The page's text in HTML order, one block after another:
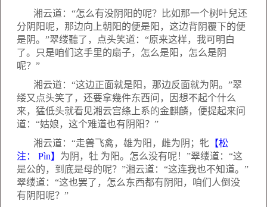
湘云道：“怎么有没阴阳的呢？比如那一个树叶兒还
分阴阳呢，那边向上朝阳的便是阳，这边背阴覆下的便
是阴。”翠缕聽了，点头笑道：“原来这样，我可明白
了。只是咱们这手里的扇子，怎么是阳，怎么是阴
呢？”
湘云道：“这边正面就是阳，那边反面就为阴。”翠
缕又点头笑了，还要拿幾件东西问，因想不起个什么
来，猛低头就看见湘云宫绦上系的金麒麟，便提起来问
道：“姑娘，这个难道也有阴阳？”
湘云道：“走兽飞禽，雄为阳，雌为阴；牝 【松
注：
Pìn】 为阴，牡 为阳。怎么没有呢！”翠缕道：“这
是公的，到底是母的呢？”湘云道：“这连我也不知道。”
翠缕道：“这也罢了，怎么东西都有阴阳，咱们人倒没
有阴阳呢？”